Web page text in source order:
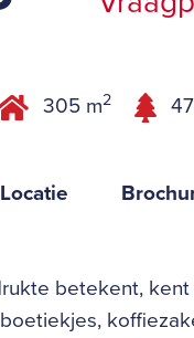
305 m2
Locatie
betekent,